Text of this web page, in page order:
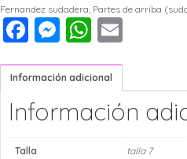
Fernandez sudadera Partes de arriba
Facebook
Messenger
Información adicional
Información
Talla talla 7